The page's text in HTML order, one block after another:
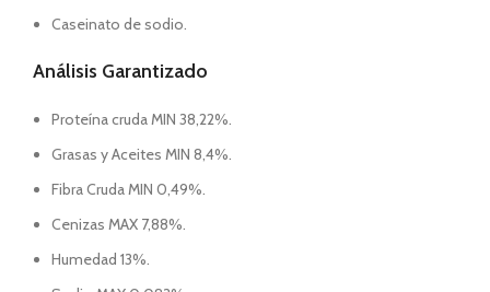
Caseinato de sodio.
Análisis Garantizado
Proteína cruda MIN 38,22%.
Grasas y Aceites MIN 8,4%.
Fibra Cruda MIN 0,49%.
Cenizas MAX 7,88%.
Humedad 13%.